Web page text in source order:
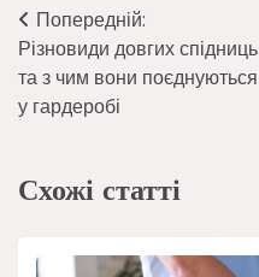
Навігація
записів
Попередній:
Різновиди довгих спідниць
та з чим вони поєднуються
у гардеробі
Схожі статті